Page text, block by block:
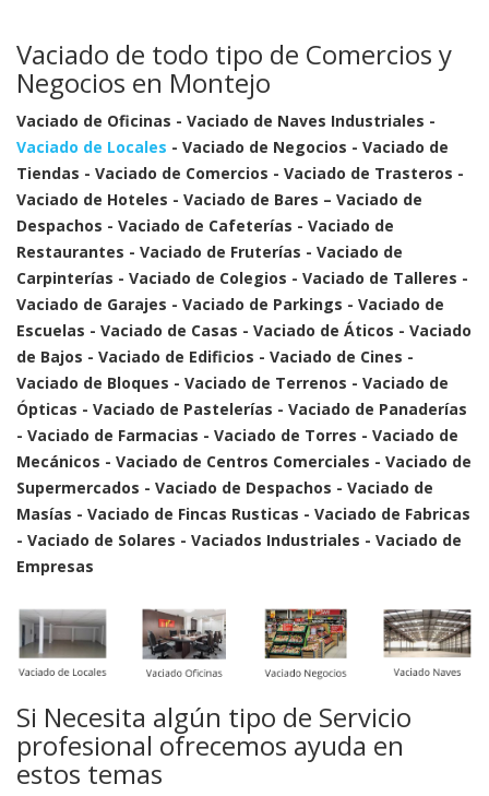
Vaciado de todo tipo de Comercios y
Negocios en Montejo
Vaciado de Oficinas - Vaciado de Naves Industriales -
Vaciado de Locales - Vaciado de Negocios - Vaciado de
Tiendas - Vaciado de Comercios - Vaciado de Trasteros -
Vaciado de Hoteles - Vaciado de Bares – Vaciado de
Despachos - Vaciado de Cafeterías - Vaciado de
Restaurantes - Vaciado de Fruterías - Vaciado de
Carpinterías - Vaciado de Colegios - Vaciado de Talleres -
Vaciado de Garajes - Vaciado de Parkings - Vaciado de
Escuelas - Vaciado de Casas - Vaciado de Áticos - Vaciado
de Bajos - Vaciado de Edificios - Vaciado de Cines -
Vaciado de Bloques - Vaciado de Terrenos - Vaciado de
Ópticas - Vaciado de Pastelerías - Vaciado de Panaderías
- Vaciado de Farmacias - Vaciado de Torres - Vaciado de
Mecánicos - Vaciado de Centros Comerciales - Vaciado de
Supermercados - Vaciado de Despachos - Vaciado de
Masías - Vaciado de Fincas Rusticas - Vaciado de Fabricas
- Vaciado de Solares - Vaciados Industriales - Vaciado de
Empresas
Si Necesita algún tipo de Servicio
profesional ofrecemos ayuda en
estos temas